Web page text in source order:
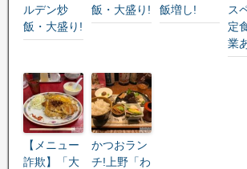
ルデン炒
飯・大盛り!
飯・大盛り!
飯増し!
ス
定
業
【メニュー
詐欺】「大
かつおラン
チ!上野「わ